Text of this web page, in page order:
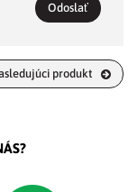
Odoslať
produkt